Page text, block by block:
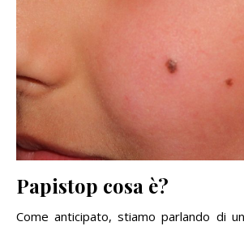
Papistop cosa è?
Come anticipato, stiamo parlando di